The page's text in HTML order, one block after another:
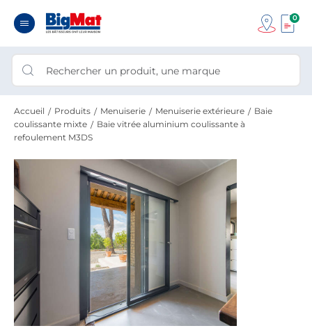
0
Accueil Produits Menuiserie Menuiserie extérieure
Baie
coulissante mixte
Baie vitrée aluminium coulissante à
refoulement M3DS